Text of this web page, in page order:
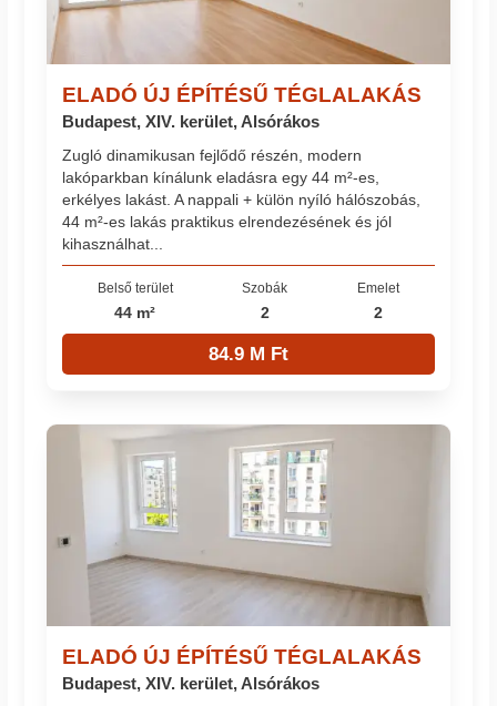
ELADÓ ÚJ ÉPÍTÉSŰ TÉGLALAKÁS
Budapest, XIV. kerület, Alsórákos
Zugló dinamikusan fejlődő részén, modern
lakóparkban kínálunk eladásra egy 44 m²-es,
erkélyes lakást. A nappali + külön nyíló hálószobás,
44 m²-es lakás praktikus elrendezésének és jól
kihasználhat...
Belső terület
44 m²
Szobák
2
Emelet
2
84.9 M Ft
ELADÓ ÚJ ÉPÍTÉSŰ TÉGLALAKÁS
Budapest, XIV. kerület, Alsórákos